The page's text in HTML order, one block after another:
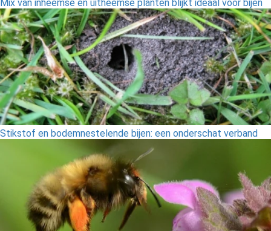
Mix van inheemse en uitheemse planten blijkt ideaal voor bijen
Stikstof en bodemnestelende bijen: een onderschat verband